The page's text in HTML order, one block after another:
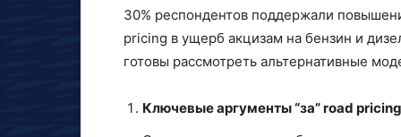
30% респондентов поддержали
pricing в ущерб акцизам на бензин и
готовы рассмотреть альтернативные
Ключевые аргументы “за” road